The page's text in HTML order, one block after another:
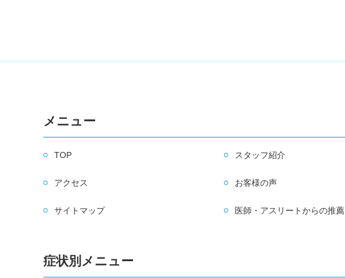
メニュー
TOP スタッフ紹介
アクセス お客様の声
サイトマップ 医師・アスリートからの推薦
症状別メニュー